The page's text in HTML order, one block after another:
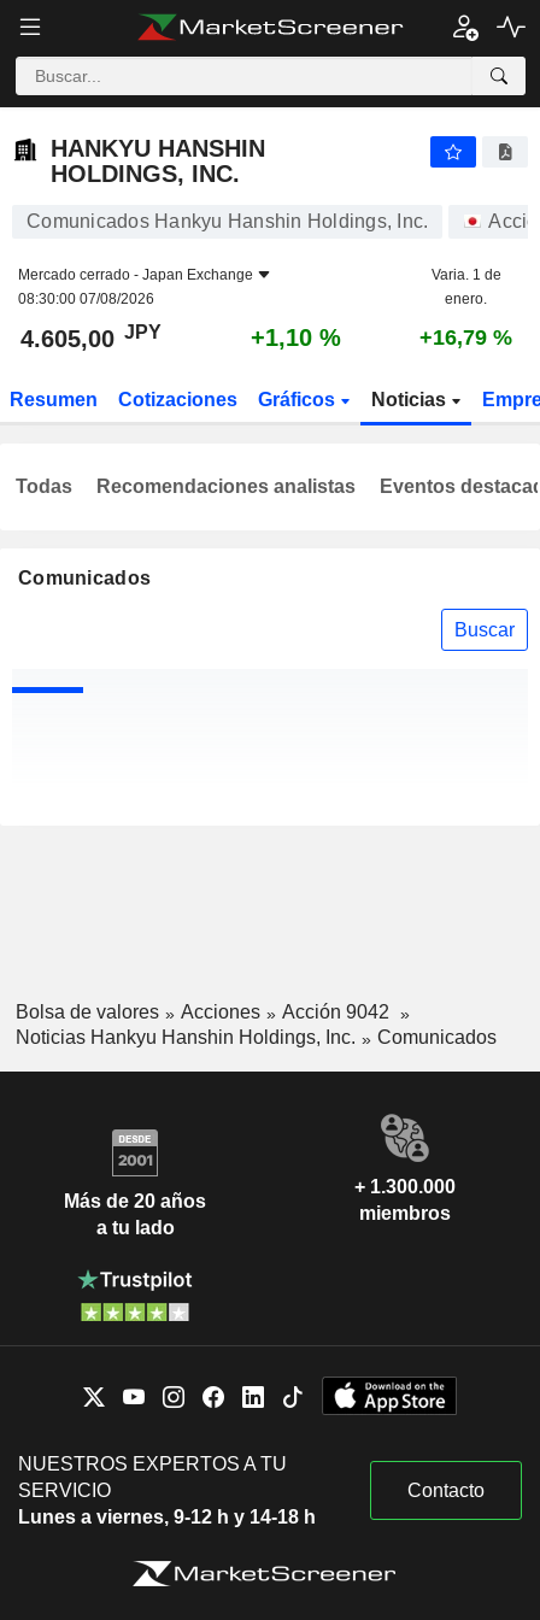
HANKYU HANSHIN
HOLDINGS, INC.
Comunicados Hankyu Hanshin Holdings, Inc.
Mercado cerrado - Japan Exchange
08:30:00 07/08/2026
Varia. 1 de
enero.
4.605,00 JPY +1,10 % +16,79 %
Resumen Cotizaciones Gráficos Noticias
Comunicados
Buscar
Todas Recomendaciones analistas Eventos
Bolsa de valores Acciones
Acción 9042
Noticias Hankyu Hanshin Holdings, Inc.
Comunicados
Más de 20 años
a tu lado
+ 1.300.000
miembros
NUESTROS EXPERTOS A TU
SERVICIO
Lunes a viernes, 9-12 h y 14-18 h
Contacto